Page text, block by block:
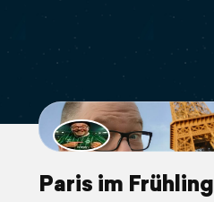
Paris im Frühling